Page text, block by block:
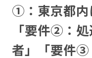
①：東京都内
「要件②：
者」「要件③